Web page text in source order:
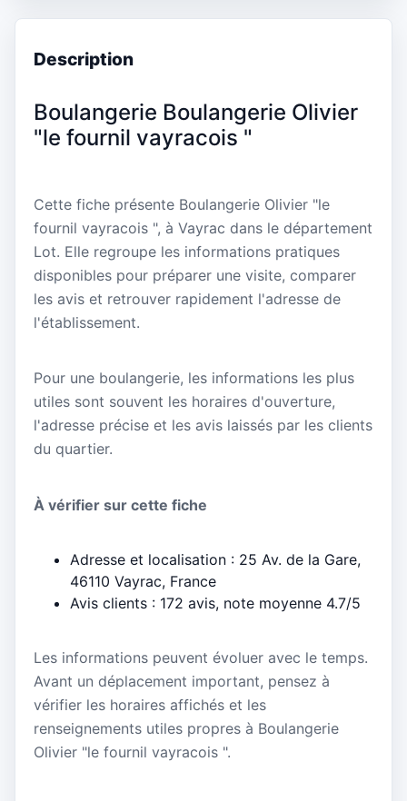
Description
Boulangerie Boulangerie Olivier
"le fournil vayracois "
Cette fiche présente Boulangerie Olivier "le
fournil vayracois ", à Vayrac dans le département
Lot. Elle regroupe les informations pratiques
disponibles pour préparer une visite, comparer
les avis et retrouver rapidement l'adresse de
l'établissement.
Pour une boulangerie, les informations les plus
utiles sont souvent les horaires d'ouverture,
l'adresse précise et les avis laissés par les clients
du quartier.
À vérifier sur cette fiche
Adresse et localisation : 25 Av. de la Gare,
46110 Vayrac, France
Avis clients : 172 avis, note moyenne 4.7/5
Les informations peuvent évoluer avec le temps.
Avant un déplacement important, pensez à
vérifier les horaires affichés et les
renseignements utiles propres à Boulangerie
Olivier "le fournil vayracois ".